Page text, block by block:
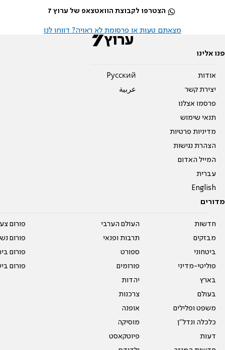
הצטרפו לקבוצת הוואטצאפ של ערוץ 7
מצאתם טעות או פרסומת לא ראויה? דווחו לנו
פנו אלינו
אודות
יצירת קשר
פרסמו אצלנו
תנאי שימוש
מדיניות פרטיות
הצהרת נגישות
המייל האדום
עברית
English
Pусский
عربية
מדורים
חדשות
מבזקים
ביטחוני
פוליטי-מדיני
בארץ
בעולם
משפט ופלילים
כלכלה ונדל"ן
דעות
העולם הערבי
תרבות ופנאי
ספורט
פורומים
יהדות
צרכנות
אופנה
מוסיקה
פיוטקאסט
פורום
פורום
פורום
פורום